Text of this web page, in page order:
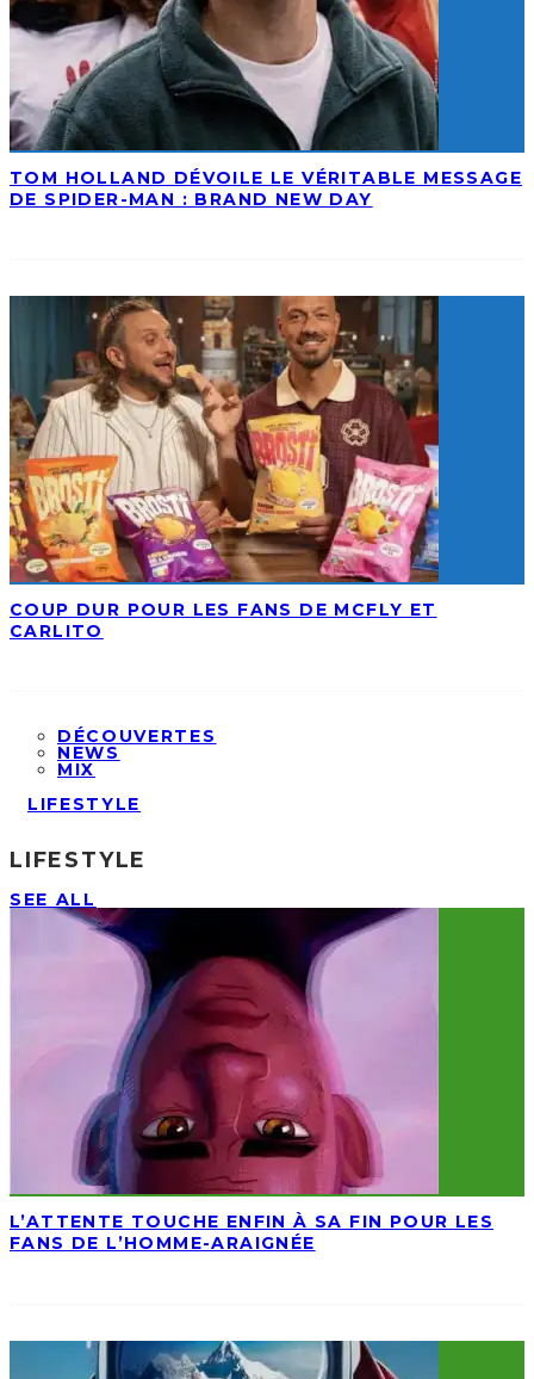
TOM HOLLAND DÉVOILE LE VÉRITABLE MESSAGE
DE SPIDER-MAN : BRAND NEW DAY
COUP DUR POUR LES FANS DE MCFLY ET
CARLITO
DÉCOUVERTES
NEWS
MIX
LIFESTYLE
LIFESTYLE
SEE ALL
L’ATTENTE TOUCHE ENFIN À SA FIN POUR LES
FANS DE L’HOMME-ARAIGNÉE